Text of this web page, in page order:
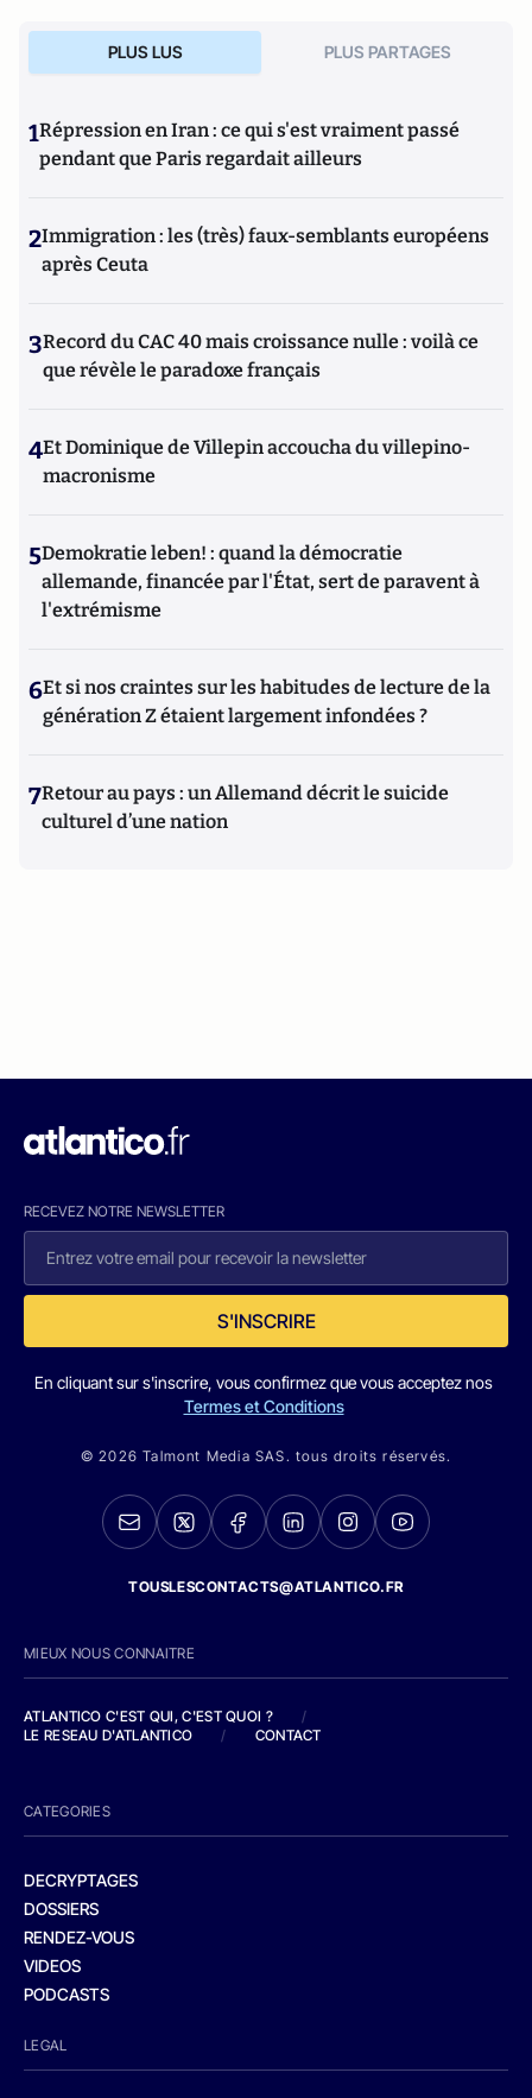
PLUS LUS PLUS PARTAGES
1Répression en Iran : ce qui s'est vraiment passé
pendant que Paris regardait ailleurs
2Immigration : les (très) faux-semblants européens
après Ceuta
3Record du CAC 40 mais croissance nulle : voilà ce
que révèle le paradoxe français
4Et Dominique de Villepin accoucha du villepino-
macronisme
5Demokratie leben! : quand la démocratie
allemande, financée par l'État, sert de paravent à
l'extrémisme
6Et si nos craintes sur les habitudes de lecture de la
génération Z étaient largement infondées ?
7Retour au pays : un Allemand décrit le suicide
culturel d’une nation
RECEVEZ NOTRE NEWSLETTER
S'INSCRIRE
En cliquant sur s'inscrire, vous confirmez que vous acceptez nos
Termes et Conditions
© 2026 Talmont Media SAS. tous droits réservés.
TOUSLESCONTACTS@ATLANTICO.FR
MIEUX NOUS CONNAITRE
ATLANTICO C'EST QUI, C'EST QUOI ?
/
LE RESEAU D'ATLANTICO
/ CONTACT
CATEGORIES
DECRYPTAGES
DOSSIERS
RENDEZ-VOUS
VIDEOS
PODCASTS
LEGAL